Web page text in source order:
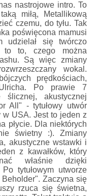
nastrojowe intro. To
miłą, Metallikową
czemu, do tyłu. Tak
poświęcona mamusi
udzielał się twórczo
to to, czego można
Są więc zmiany
wokal.
prędkościach,
Po prawie 7
ślicznej, akustycznej
All" - tytułowy utwór
USA. Jest to jeden z
płycie. Dla niektórych
świetny :). Zmiany
akustyczne wstawki i
z kawałków, który
właśnie dzięki
tytułowym utworze
Zaczyna się
rzuca się świetna,